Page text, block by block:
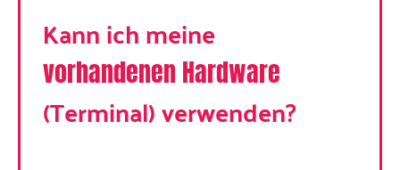
Kann ich meine
vorhandenen Hardware
(Terminal) verwenden?